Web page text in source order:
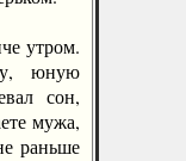
утром.
юную
сон,
мужа,
раньше